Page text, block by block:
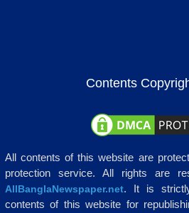
Contents
All contents of this website are
protection service. All rights are
AllBanglaNewspaper.net. It is
contents of this website for